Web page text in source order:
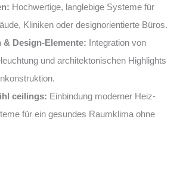
Hochwertige, langlebige Systeme für
Kliniken oder designorientierte Büros.
& Design-Elemente: Integration von
und architektonischen Highlights
ceilings: Einbindung moderner Heiz-
für ein gesundes Raumklima ohne